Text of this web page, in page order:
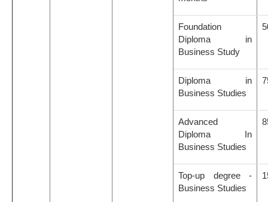
Foundation
Diploma in
Business Study
Diploma in
Business Studies
Advanced
Diploma In
Business Studies
Top-up degree -
Business Studies